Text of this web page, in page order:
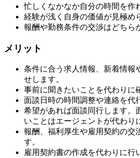
忙しくなかなか自分の時間を作
経験が浅く自身の価値が見極め
報酬や勤務条件の交渉はどちら
メリット
条件に合う求人情報、新着情報
せします。
事前に聞きたいことを代わりに
面談日時の時間調整や連絡を代
希望があれば面談同行します。
いことはエージェントが代わり
報酬、福利厚生や雇用契約の交
す。
雇用契約書の作成を代わりに行